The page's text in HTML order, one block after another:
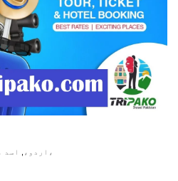
اردو، , اسد مکالمہ،